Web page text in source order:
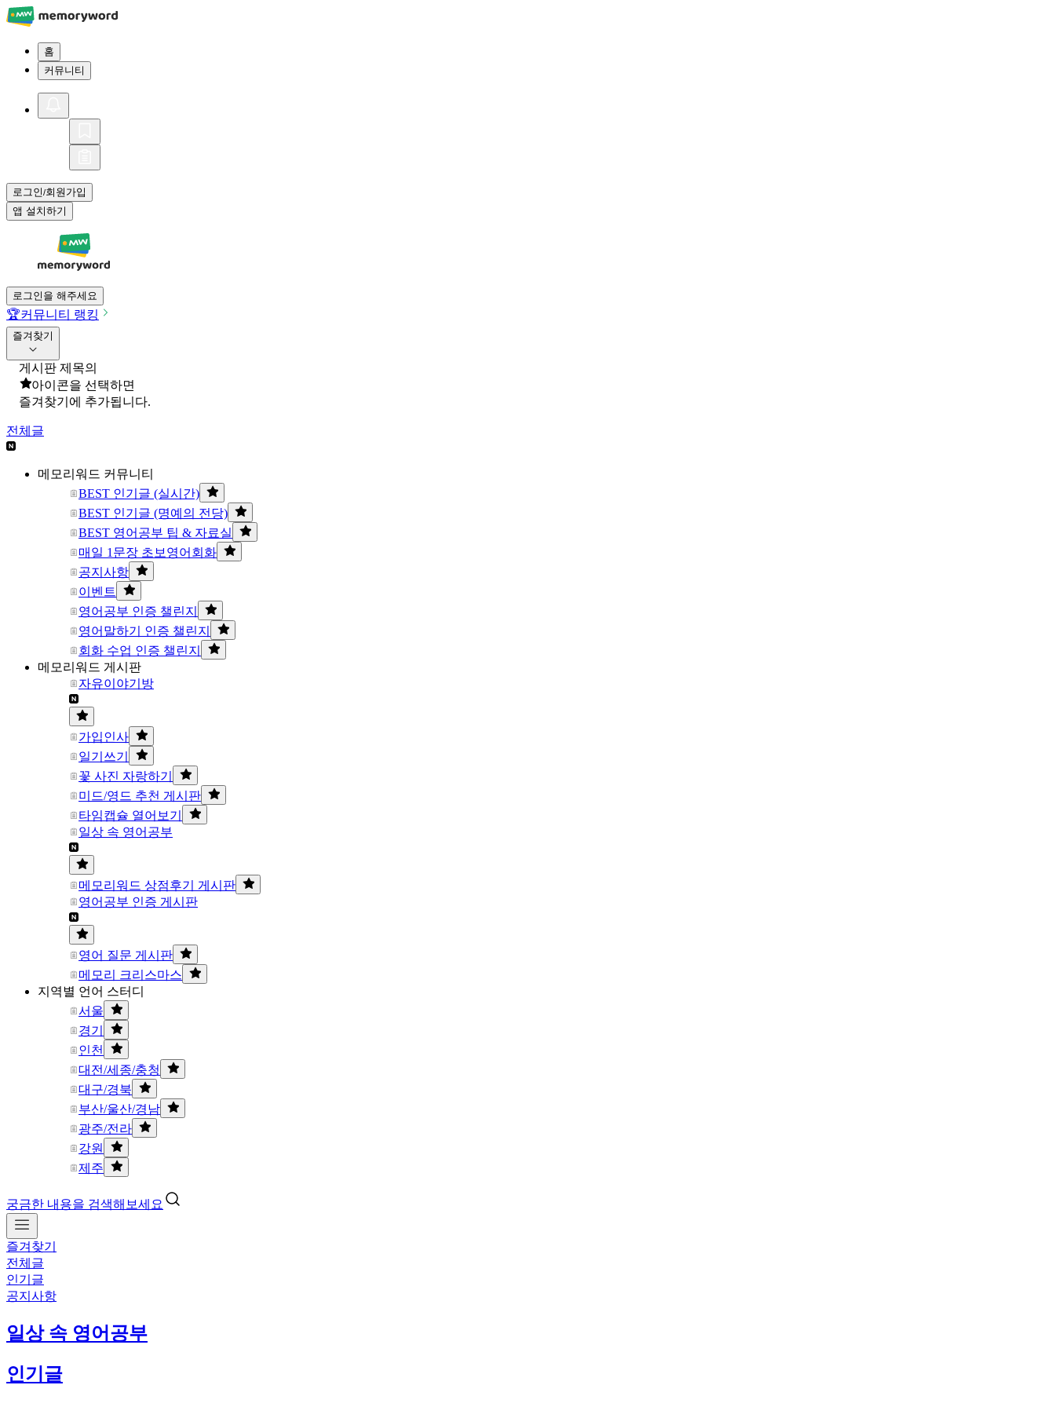
홈
커뮤니티
로그인/회원가입
앱 설치하기
로그인을 해주세요
🏆커뮤니티 랭킹
즐겨찾기
게시판 제목의
아이콘을 선택하면
즐겨찾기에 추가됩니다.
전체글
메모리워드 커뮤니티
BEST 인기글 (실시간)
BEST 인기글 (명예의 전당)
BEST 영어공부 팁 & 자료실
매일 1문장 초보영어회화
공지사항
이벤트
영어공부 인증 챌린지
영어말하기 인증 챌린지
회화 수업 인증 챌린지
메모리워드 게시판
자유이야기방
가입인사
일기쓰기
꽃 사진 자랑하기
미드/영드 추천 게시판
타임캡슐 열어보기
일상 속 영어공부
메모리워드 상점후기 게시판
영어공부 인증 게시판
영어 질문 게시판
메모리 크리스마스
지역별 언어 스터디
서울
경기
인천
대전/세종/충청
대구/경북
부산/울산/경남
광주/전라
강원
제주
궁금한 내용을 검색해보세요
즐겨찾기
전체글
인기글
공지사항
일상 속 영어공부
인기글